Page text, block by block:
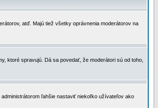
atď. Majú tiež všetky oprávnenia moderátorov na
ktoré spravujú. Dá sa povedať, že moderátori sú od toho,
ľahšie nastaviť niekoľko užívateľov ako